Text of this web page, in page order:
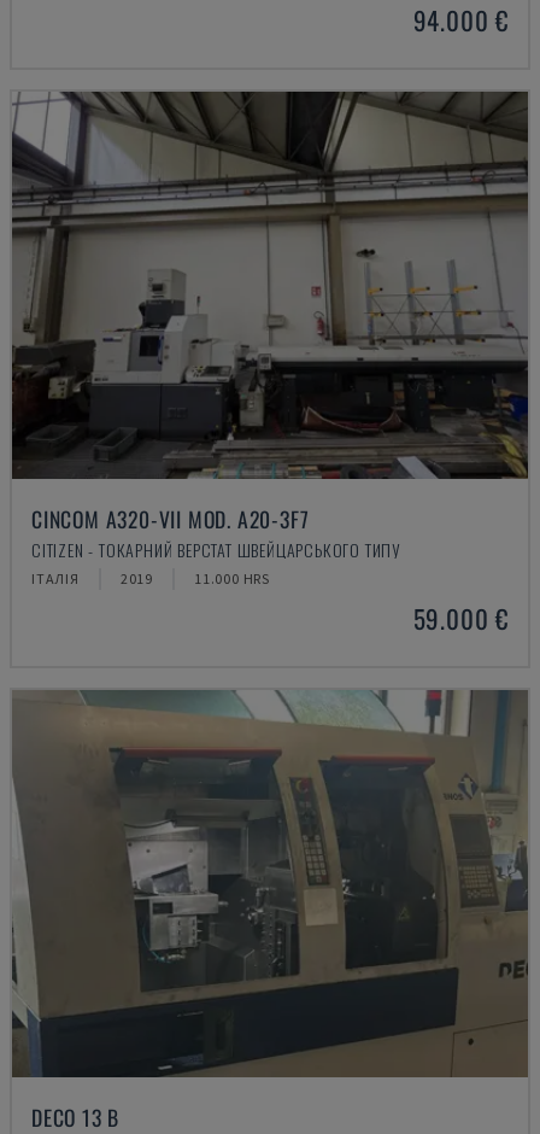
94.000 €
CINCOM A320-VII MOD. A20-3F7
CITIZEN - ТОКАРНИЙ ВЕРСТАТ ШВЕЙЦАРСЬКОГО ТИПУ
ІТАЛІЯ 2019 11.000 HRS
59.000 €
DECO 13 B